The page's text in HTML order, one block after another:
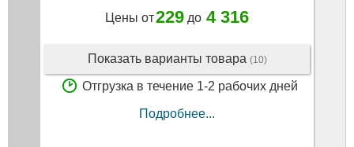
Цены от229 до 4 316
Показать варианты товара (10)
Отгрузка в течение 1-2 рабочих дней
Подробнее...